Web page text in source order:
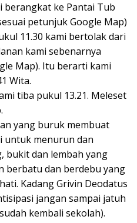
berangkat ke Pantai Tub
petunjuk Google Map)
11.30 kami bertolak dari
kami sebenarnya
Map). Itu berarti kami
Wita.
tiba pukul 13.21. Meleset
yang buruk membuat
untuk menurun dan
bukit dan lembah yang
berbatu dan berdebu yang
Kadang Grivin Deodatus
jangan sampai jatuh
kembali sekolah).